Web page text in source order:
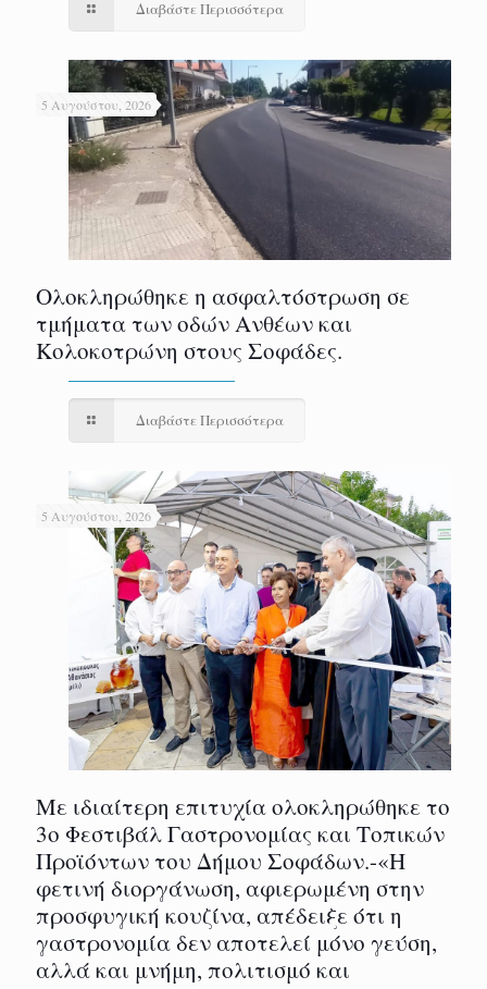
Διαβάστε Περισσότερα
5 Αυγούστου, 2026
Ολοκληρώθηκε η ασφαλτόστρωση σε
τμήματα των οδών Ανθέων και
Κολοκοτρώνη στους Σοφάδες.
Διαβάστε Περισσότερα
5 Αυγούστου, 2026
Με ιδιαίτερη επιτυχία ολοκληρώθηκε το
3ο Φεστιβάλ Γαστρονομίας και Τοπικών
Προϊόντων του Δήμου Σοφάδων.-«Η
φετινή διοργάνωση, αφιερωμένη στην
προσφυγική κουζίνα, απέδειξε ότι η
γαστρονομία δεν αποτελεί μόνο γεύση,
αλλά και μνήμη, πολιτισμό και